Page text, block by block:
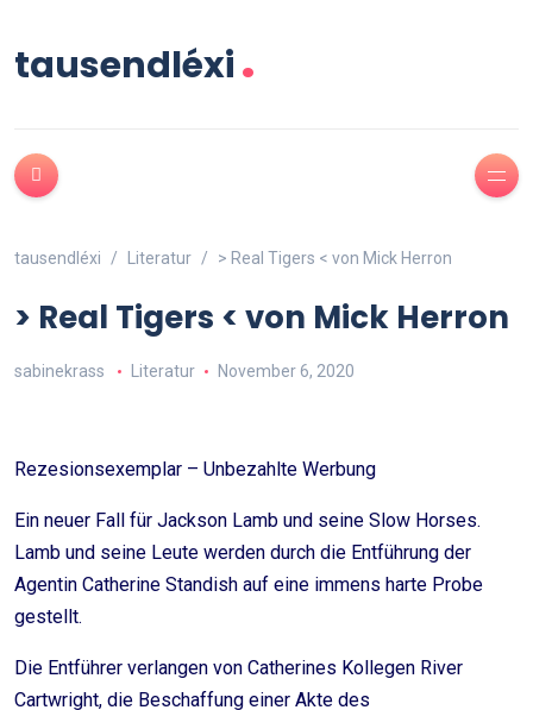
tausendléxi.
tausendléxi Literatur > Real Tigers < von Mick Herron
> Real Tigers < von Mick Herron
sabinekrass Literatur November 6, 2020
Rezesionsexemplar – Unbezahlte Werbung
Ein neuer Fall für Jackson Lamb und seine Slow Horses.
Lamb und seine Leute werden durch die Entführung der
Agentin Catherine Standish auf eine immens harte Probe
gestellt.
Die Entführer verlangen von Catherines Kollegen River
Cartwright, die Beschaffung einer Akte des